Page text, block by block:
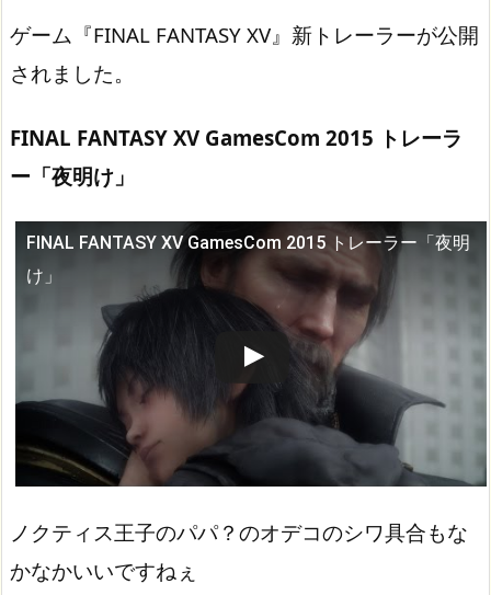
ゲーム『FINAL FANTASY XV』新トレーラーが公開
されました。
FINAL FANTASY XV GamesCom 2015 トレーラ
ー「夜明け」
FINAL FANTASY XV GamesCom 2015 トレーラー「夜明
け」
この動画を YouTube で視聴
ノクティス王子のパパ？のオデコのシワ具合もな
かなかいいですねぇ